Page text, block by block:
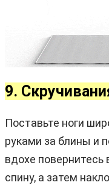
9.
Поставьте ноги
руками за блины и
вдохе повернитесь
спину, а затем